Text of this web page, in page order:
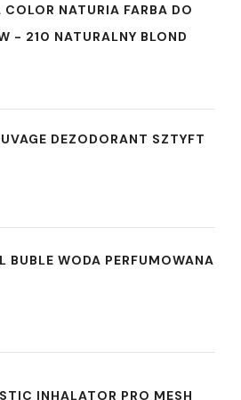
NATURIA FARBA DO
- 210 NATURALNY BLOND
DEZODORANT SZTYFT
BUBLE WODA PERFUMOWANA
INHALATOR PRO MESH